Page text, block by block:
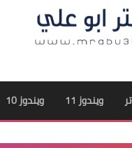
ويندوز 11 ويندوز 10